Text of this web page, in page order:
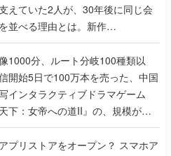
えていた2人が、30年後に同じ会
並べる理由とは。新作
EXTREME』で初タッグを組
ェンド2人に訊く開発秘話
1000分、ルート分岐100種類以
開始5日で100万本を売った、中国
インタラクティブドラマゲーム
天下：女帝への道II』の、規模が違
りをプロデューサーに聞いた
リストアをオープン？ スマホア